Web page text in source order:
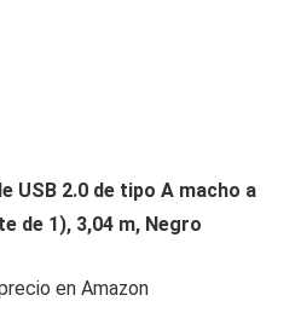
USB 2.0 de tipo A macho a
de 1), 3,04 m, Negro
en Amazon